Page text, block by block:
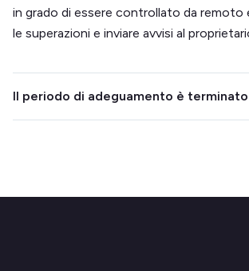
in grado di essere controllato da remoto
le superazioni e inviare avvisi al
Il periodo di adeguamento è terminato